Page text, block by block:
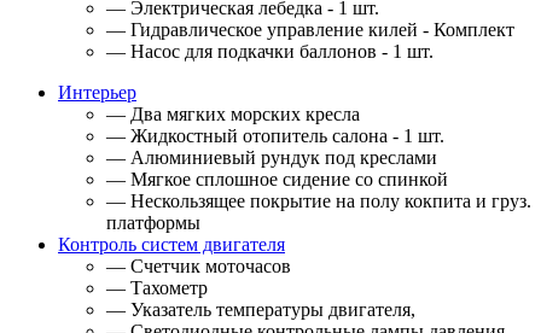
— Электрическая лебедка - 1 шт.
— Гидравлическое управление килей - Комплект
— Насос для подкачки баллонов - 1 шт.
Интерьер
— Два мягких морских кресла
— Жидкостный отопитель салона - 1 шт.
— Алюминиевый рундук под креслами
— Мягкое сплошное сидение со спинкой
— Нескользящее покрытие на полу кокпита и груз.
платформы
Контроль систем двигателя
— Счетчик моточасов
— Тахометр
— Указатель температуры двигателя,